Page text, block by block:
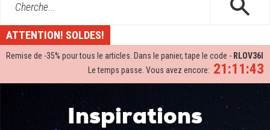
Cherche...
ATTENTION! SOLDES!
Remise de -35% pour tous le articles. Dans le panier, tape le code - RLOV36I
21:11:42
Le temps passe. Vous avez encore:
Inspirations